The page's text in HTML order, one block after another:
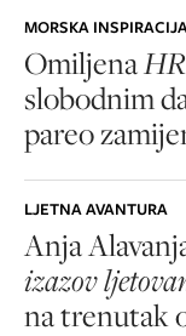
MORSKA
Omiljena
slobodnim
pareo
LJETNA AVANTURA
Anja
izazov
na trenutak